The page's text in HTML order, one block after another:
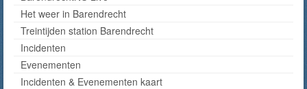
Het weer in Barendrecht
Treintijden station Barendrecht
Incidenten
Evenementen
Incidenten & Evenementen kaart